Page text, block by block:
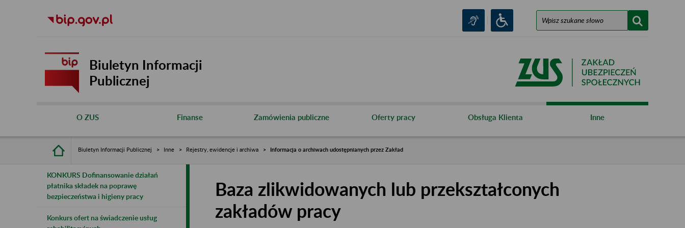
Biuletyn Informacji
Publicznej
O ZUS Finanse Zamówienia publiczne Oferty pracy Obsługa Klienta Inne
Biuletyn Informacji Publicznej Inne Rejestry, ewidencje i archiwa Informacja o archiwach udostępnianych przez Zakład
KONKURS Dofinansowanie działań
płatnika składek na poprawę
bezpieczeństwa i higieny pracy
Konkurs ofert na świadczenie usług
Baza zlikwidowanych lub przekształconych
zakładów pracy